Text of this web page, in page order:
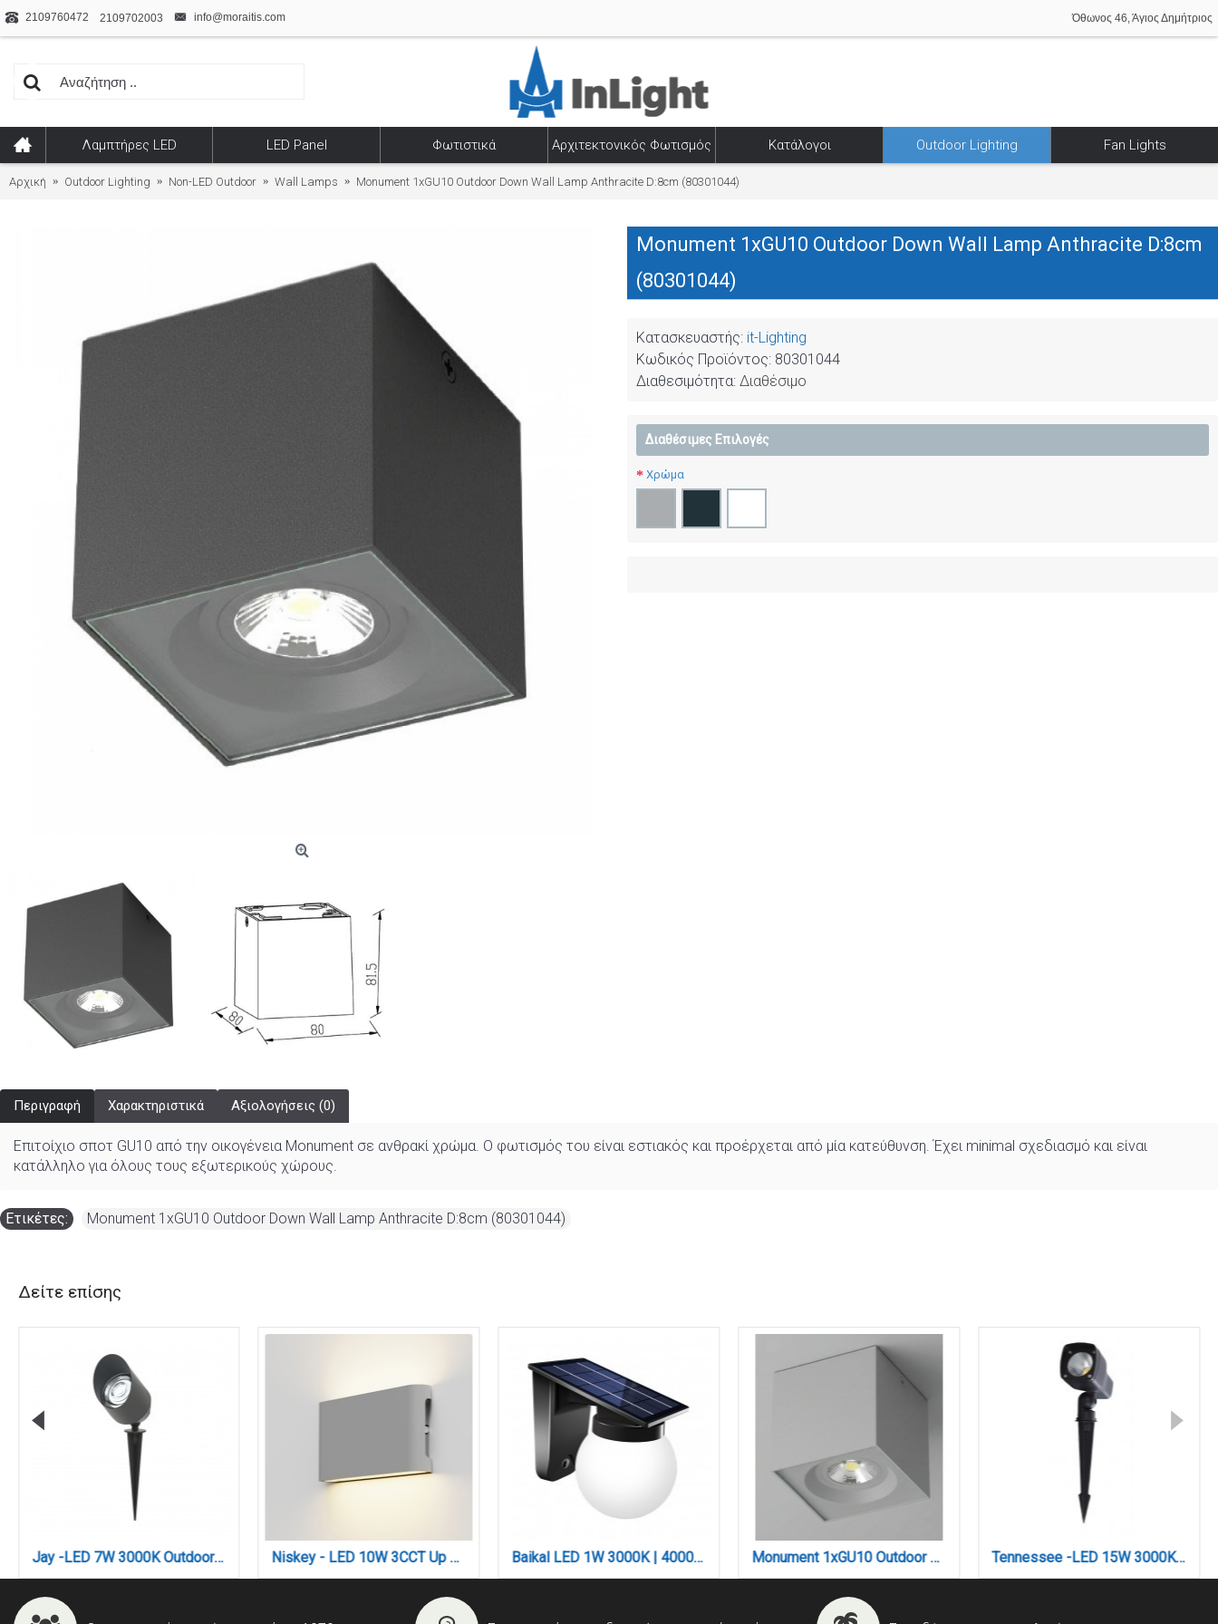
2109760472 2109702003 info@moraitis.com Όθωνος 46, Άγιος Δημήτριος
Λαμπτήρες LED LED Panel Φωτιστικά Αρχιτεκτονικός Φωτισμός Κατάλογοι Outdoor Lighting Fan Lights
Αρχική Outdoor Lighting Non-LED Outdoor Wall Lamps Monument 1xGU10 Outdoor Down Wall Lamp Anthracite D:8cm (80301044)
Monument 1xGU10 Outdoor Down Wall Lamp Anthracite D:8cm
(80301044)
Κατασκευαστής: it-Lighting
Κωδικός Προϊόντος: 80301044
Διαθεσιμότητα: Διαθέσιμο
Διαθέσιμες Επιλογές
Χρώμα
Περιγραφή Χαρακτηριστικά Αξιολογήσεις (0)
Επιτοίχιο σποτ GU10 από την οικογένεια Monument σε ανθρακί χρώμα. Ο φωτισμός του είναι εστιακός και προέρχεται από μία κατεύθυνση. Έχει minimal σχεδιασμό και είναι
κατάλληλο για όλους τους εξωτερικούς χώρους.
Ετικέτες: Monument 1xGU10 Outdoor Down Wall Lamp Anthracite D:8cm (80301044)
Δείτε επίσης
Jay -LED 7W 3000K Outdoor Spike Light in Antracite Color (80600211) Niskey - LED 10W 3CCT Up and Down Wall Light in Grey Color (80204130) Baikal LED 1W 3000K | 4000K | 6000K Solar Outdoor Wall Lamp Black D:130x190x175 mm (80207310S) Monument 1xGU10 Outdoor Down Wall Lamp Grey D:8cm (80301034) Tennessee -LED 15W 3000K Outdoor Spike Light in black Color (80600611)